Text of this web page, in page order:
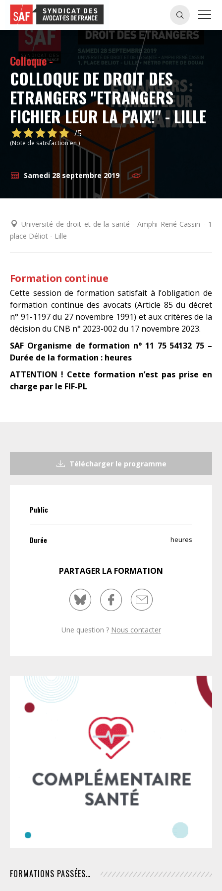
Colloque -
COLLOQUE DE DROIT DES
ETRANGERS "ETRANGERS
FICHIER LEUR LA PAIX!" - LILLE
/5
(Note de satisfaction en )
Samedi 28 septembre 2019
Université de droit et de la santé - Amphi René Cassin - 1
place Déliot - Lille
Formation continue
Cette session de formation satisfait à l’obligation de
formation continue des avocats (Article 85 du décret
n° 91-1197 du 27 novembre 1991) et aux critères de la
décision du CNB n° 2023-002 du 17 novembre 2023.
SAF Organisme de formation n° 11 75 54132 75 –
Durée de la formation : heures
ATTENTION ! Cette formation n’est pas prise en
charge par le FIF-PL
Télécharger le programme
Public
Durée heures
PARTAGER LA FORMATION
Une question ? Nous contacter
FORMATIONS PASSÉES…